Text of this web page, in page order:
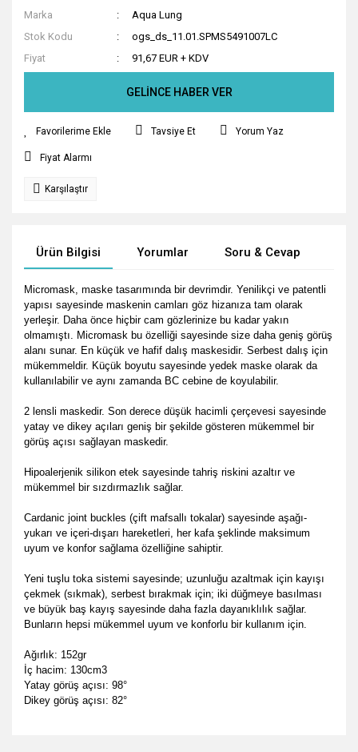
Marka
Aqua Lung
Stok Kodu
ogs_ds_11.01.SPMS5491007LC
Fiyat
91,67 EUR + KDV
GELİNCE HABER VER
Tavsiye Et Yorum Yaz
Fiyat Alarmı
Karşılaştır
Ürün Bilgisi Yorumlar Soru & Cevap
Micromask, maske tasarımında bir devrimdir. Yenilikçi ve patentli
yapısı sayesinde maskenin camları göz hizanıza tam olarak
yerleşir. Daha önce hiçbir cam gözlerinize bu kadar yakın
olmamıştı. Micromask bu özelliği sayesinde size daha geniş görüş
alanı sunar. En küçük ve hafif dalış maskesidir. Serbest dalış için
mükemmeldir. Küçük boyutu sayesinde yedek maske olarak da
kullanılabilir ve aynı zamanda BC cebine de koyulabilir.
2 lensli maskedir. Son derece düşük hacimli çerçevesi sayesinde
yatay ve dikey açıları geniş bir şekilde gösteren mükemmel bir
görüş açısı sağlayan maskedir.
Hipoalerjenik silikon etek sayesinde tahriş riskini azaltır ve
mükemmel bir sızdırmazlık sağlar.
Cardanic joint buckles (çift mafsallı tokalar) sayesinde aşağı-
yukarı ve içeri-dışarı hareketleri, her kafa şeklinde maksimum
uyum ve konfor sağlama özelliğine sahiptir.
Yeni tuşlu toka sistemi sayesinde; uzunluğu azaltmak için kayışı
çekmek (sıkmak), serbest bırakmak için; iki düğmeye basılması
ve büyük baş kayış sayesinde daha fazla dayanıklılık sağlar.
Bunların hepsi mükemmel uyum ve konforlu bir kullanım için.
Ağırlık: 152gr
İç hacim: 130cm3
Yatay görüş açısı: 98°
Dikey görüş açısı: 82°